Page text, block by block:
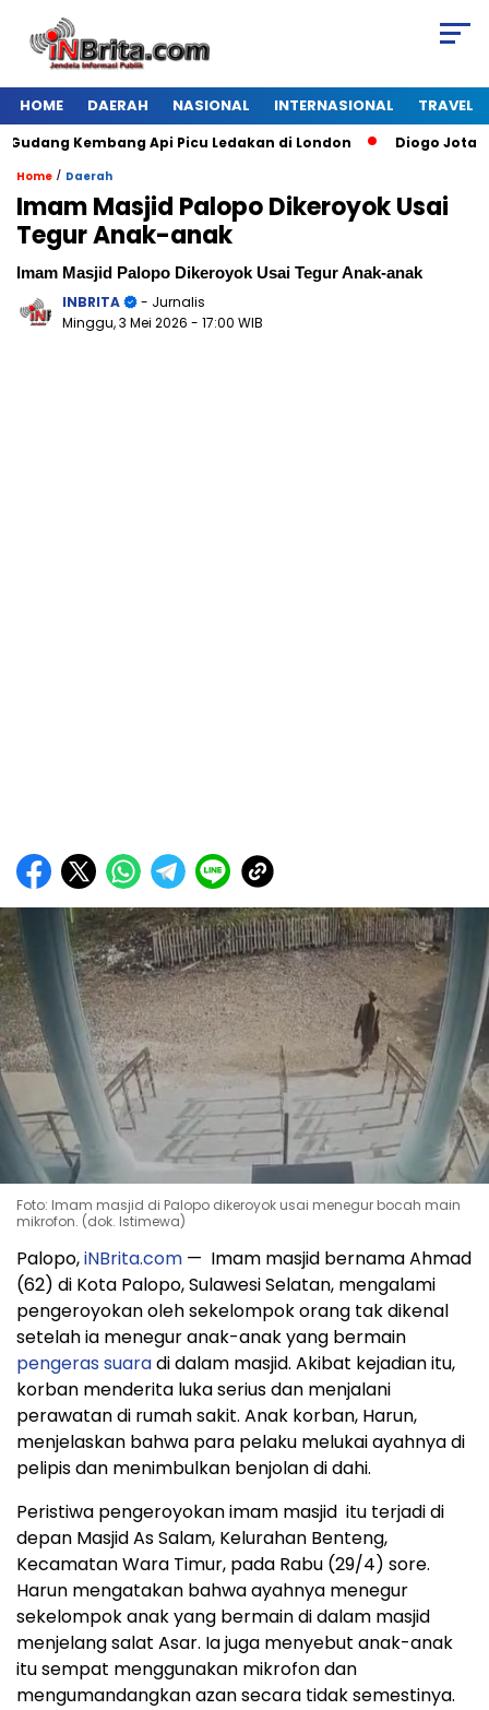
HOME DAERAH NASIONAL INTERNASIONAL TRAVEL
Kembang Api Picu Ledakan di London Diogo Jota
Home / Daerah
Imam Masjid Palopo Dikeroyok Usai
Tegur Anak-anak
Imam Masjid Palopo Dikeroyok Usai Tegur Anak-anak
INBRITA
- Jurnalis
Minggu, 3 Mei 2026 - 17:00 WIB
Foto: Imam masjid di Palopo dikeroyok usai menegur bocah main
mikrofon. (dok. Istimewa)
Palopo,iNBrita.com — Imam masjid bernama Ahmad
(62) di Kota Palopo, Sulawesi Selatan, mengalami
pengeroyokan oleh sekelompok orang tak dikenal
setelah ia menegur anak-anak yang bermain
pengeras suaradi dalam masjid. Akibat kejadian itu,
korban menderita luka serius dan menjalani
perawatan di rumah sakit. Anak korban, Harun,
menjelaskan bahwa para pelaku melukai ayahnya di
pelipis dan menimbulkan benjolan di dahi.
Peristiwa pengeroyokan imam masjid itu terjadi di
depan Masjid As Salam, Kelurahan Benteng,
Kecamatan Wara Timur, pada Rabu (29/4) sore.
Harun mengatakan bahwa ayahnya menegur
sekelompok anak yang bermain di dalam masjid
menjelang salat Asar. Ia juga menyebut anak-anak
itu sempat menggunakan mikrofon dan
mengumandangkan azan secara tidak semestinya.